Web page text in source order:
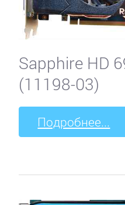
Sapphire HD
(11198-03)
Подробнее...